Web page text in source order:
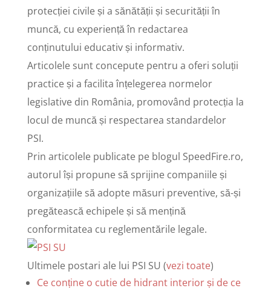
protecției civile și a sănătății și securității în
muncă, cu experiență în redactarea
conținutului educativ și informativ.
Articolele sunt concepute pentru a oferi soluții
practice și a facilita înțelegerea normelor
legislative din România, promovând protecția la
locul de muncă și respectarea standardelor
PSI.
Prin articolele publicate pe blogul SpeedFire.ro,
autorul își propune să sprijine companiile și
organizațiile să adopte măsuri preventive, să-și
pregătească echipele și să mențină
conformitatea cu reglementările legale.
Ultimele postari ale lui PSI SU (vezi toate)
Ce conține o cutie de hidrant interior și de ce